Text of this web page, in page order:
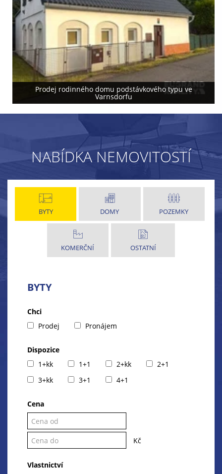
Prodej rodinného domu podstávkového typu ve
Varnsdorfu
NABÍDKA NEMOVITOSTÍ
BYTY DOMY POZEMKY
KOMERČNÍ OSTATNÍ
BYTY
Chci
Prodej
Pronájem
Dispozice
1+kk
1+1 2+kk
2+1
3+kk
3+1 4+1
Cena
Kč
Vlastnictví